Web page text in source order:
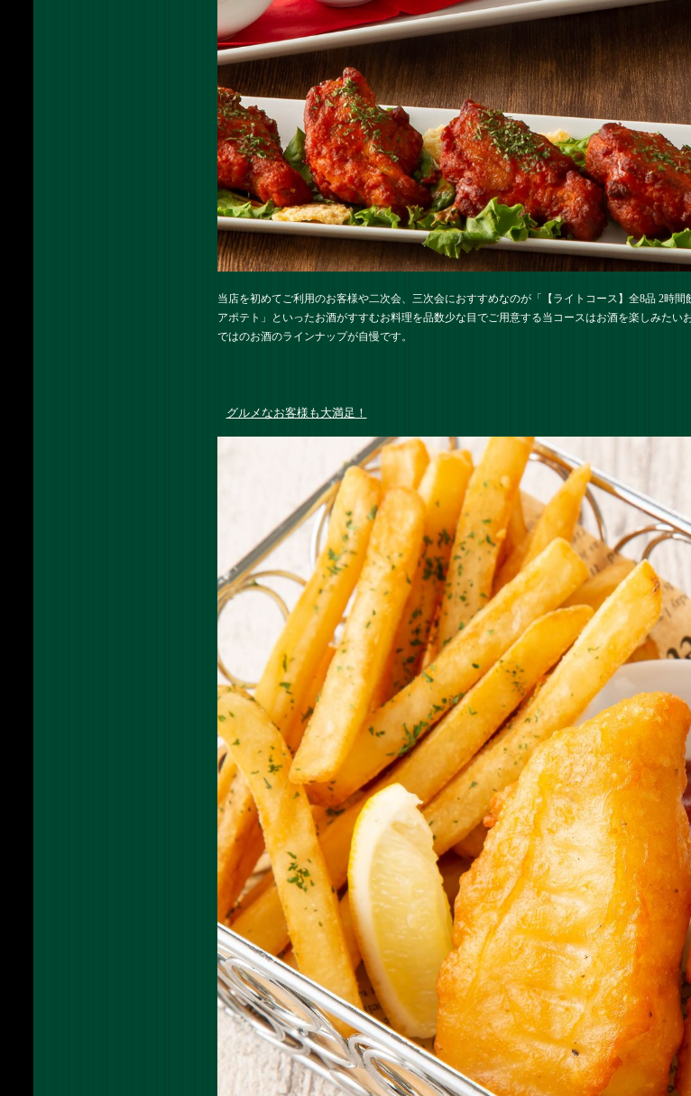
当店を初めてご利用のお客様や二次会、三次会におすすめなのが「【ライトコース】全8品 2時
アポテト」といったお酒がすすむお料理を品数少な目でご用意する当コースはお酒を楽しみた
ではのお酒のラインナップが自慢です。
グルメなお客様も大満足！